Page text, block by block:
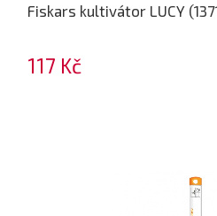
Fiskars kultivátor LUCY
117 Kč